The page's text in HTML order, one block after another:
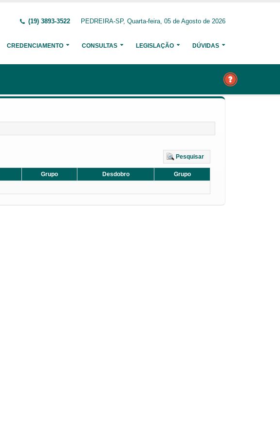
(19) 3893-3522 PEDREIRA-SP, Quarta-feira, 05 de Agosto de 2026
CREDENCIAMENTO CONSULTAS LEGISLAÇÃO DÚVIDAS
Pesquisar
Grupo Desdobro
Grupo